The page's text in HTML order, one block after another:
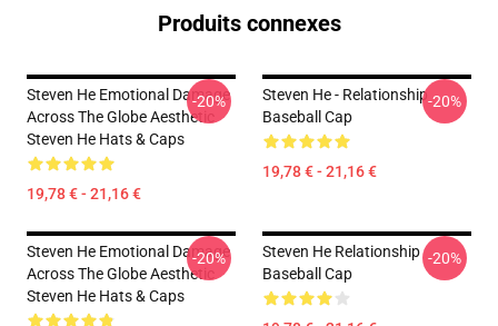
Produits connexes
Steven He Emotional Damage
Across The Globe Aesthetic
Steven He Hats & Caps
19,78 € - 21,16 €
-20%
Steven He - Relationship
Baseball Cap
19,78 € - 21,16 €
-20%
Steven He Emotional Damage
Across The Globe Aesthetic
Steven He Hats & Caps
-20%
Steven He Relationship
Baseball Cap
-20%